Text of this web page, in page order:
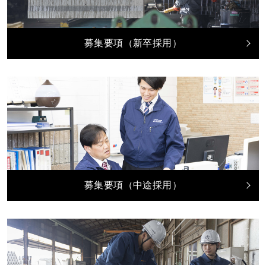
募集要項（新卒採用）
募集要項（中途採用）